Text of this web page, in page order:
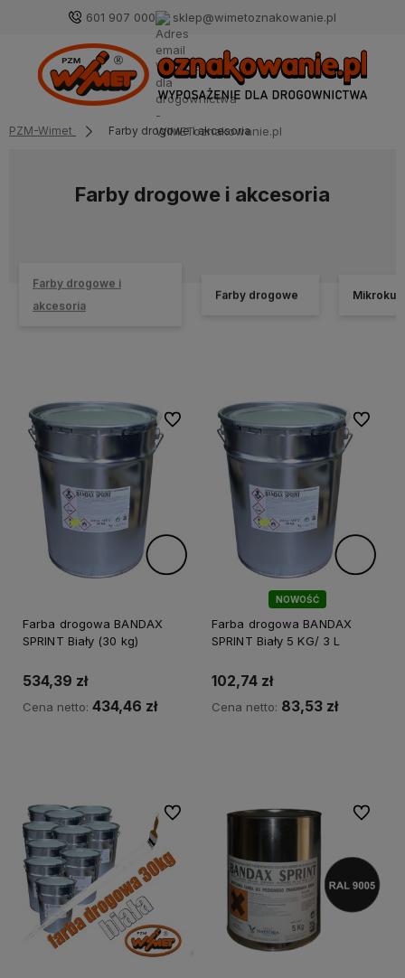
601 907 000 sklep@wimetoznakowanie.pl
PZM-Wimet Farby drogowe i akcesoria
Farby drogowe i akcesoria
Farby drogowe i
akcesoria
Farby drogowe
Farba drogowa BANDAX
SPRINT Biały (30 kg)
534,39 zł
Cena netto: 434,46 zł
Do ulubionych
NOWOŚĆ
Farba drogowa BANDAX
SPRINT Biały 5 KG/ 3 L
102,74 zł
Cena netto: 83,53 zł
Do
Do ulubionych Do